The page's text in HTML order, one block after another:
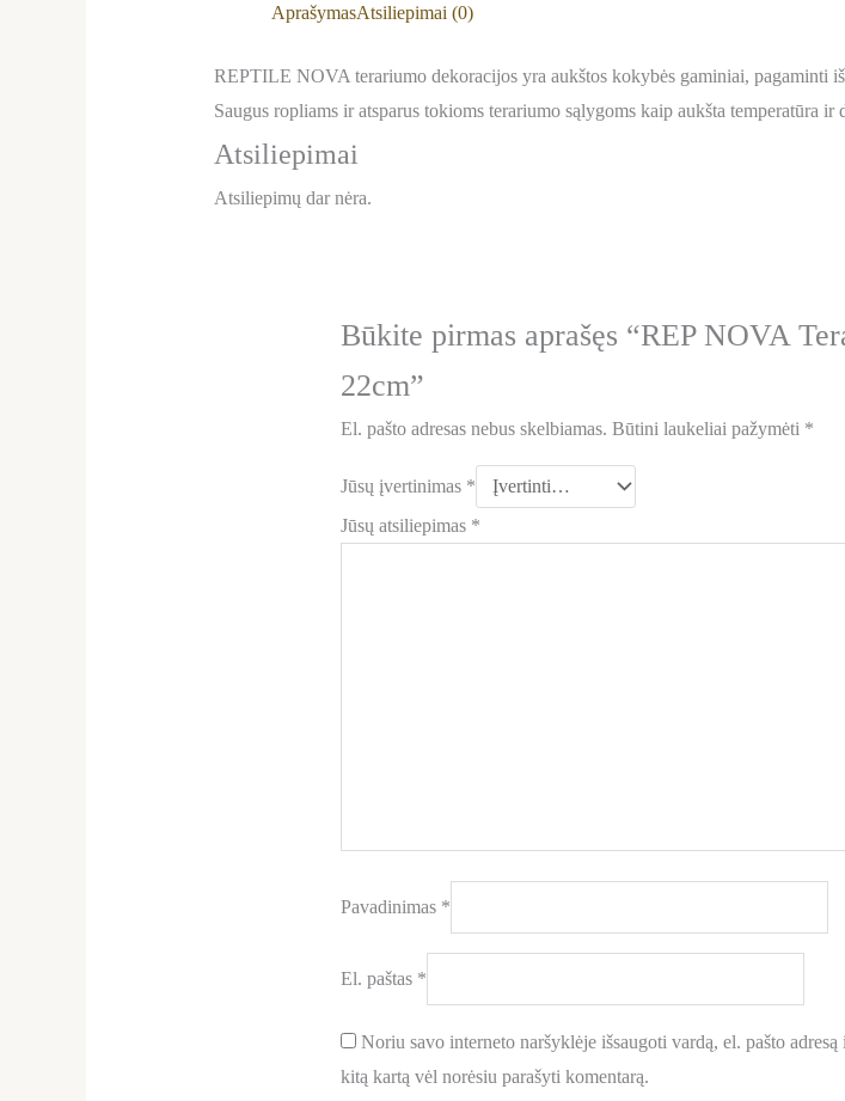
AprašymasAtsiliepimai (0)
REPTILE NOVA terariumo dekoracijos yra aukštos kokybės gaminiai, pagaminti
Saugus ropliams ir atsparus tokioms terariumo sąlygoms kaip aukšta temperatūra ir
Atsiliepimai
Atsiliepimų dar nėra.
Būkite pirmas aprašęs “REP NOVA
22cm”
El. pašto adresas nebus skelbiamas. Būtini laukeliai pažymėti *
Jūsų įvertinimas *
Jūsų atsiliepimas *
Pavadinimas *
El. paštas *
Noriu savo interneto naršyklėje išsaugoti vardą, el. pašto
kitą kartą vėl norėsiu parašyti komentarą.